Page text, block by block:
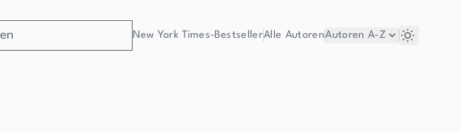
New York Times-BestsellerAlle AutorenAutoren A-Z